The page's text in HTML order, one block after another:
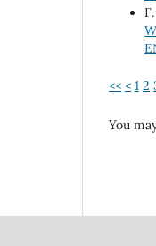
<< < 1 2
You